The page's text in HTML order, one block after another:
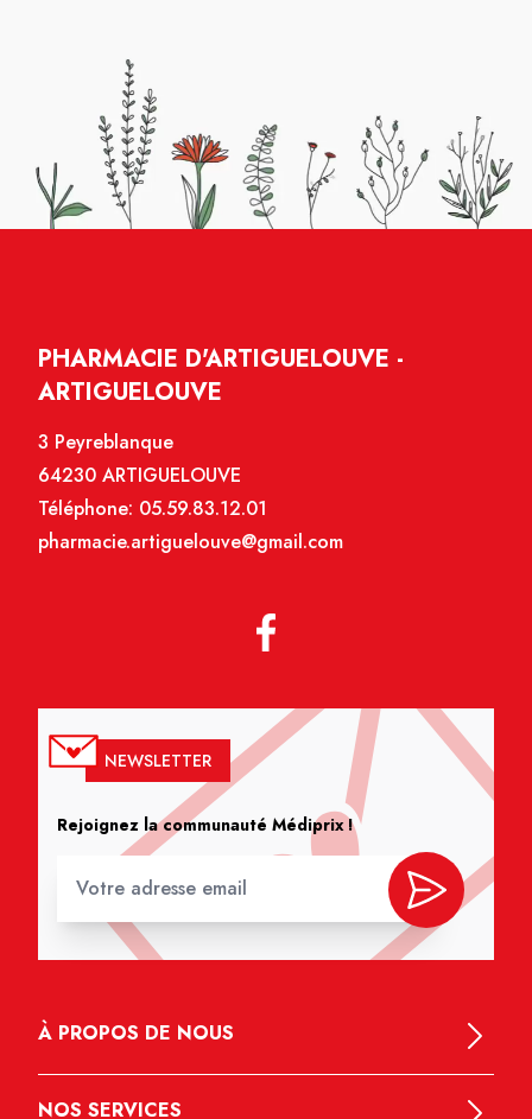
PHARMACIE D'ARTIGUELOUVE -
ARTIGUELOUVE
3 Peyreblanque
64230 ARTIGUELOUVE
Téléphone: 05.59.83.12.01
pharmacie.artiguelouve@gmail.com
NEWSLETTER
Rejoignez la communauté Médiprix !
À PROPOS DE NOUS
NOS SERVICES